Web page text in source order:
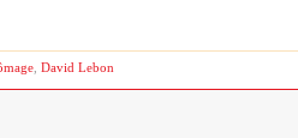
David Lebon